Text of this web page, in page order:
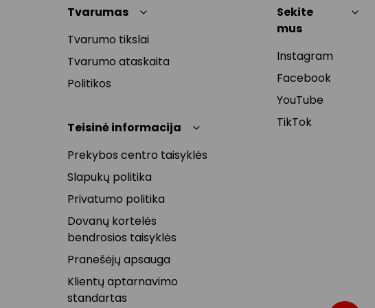
Tvarumas
Tvarumo tikslai
Tvarumo ataskaita
Politikos
Teisinė informacija
Prekybos centro taisyklės
Slapukų politika
Privatumo politika
Dovanų kortelės
bendrosios taisyklės
Pranešėjų apsauga
Klientų aptarnavimo
standartas
Sekite
mus
Instagram
Facebook
YouTube
TikTok